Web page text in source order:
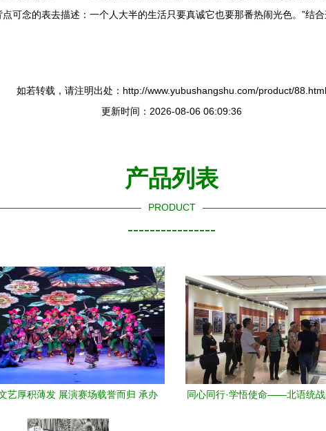
可念的表去描述：一个人大半的生活只要真诚它也要那番热闹光色。”结
如若转载，请注明出处：http://www.yubushangshu.com/product/88.html
更新时间：2026-08-06 06:09:36
产品列表
PRODUCT
----------------
艺厚积薄发 展演赛场载誉而归 承办
同心同行·学悟使命——北语统